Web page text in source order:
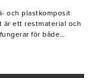
och plastkomposit
för både
Ett riktigt bra